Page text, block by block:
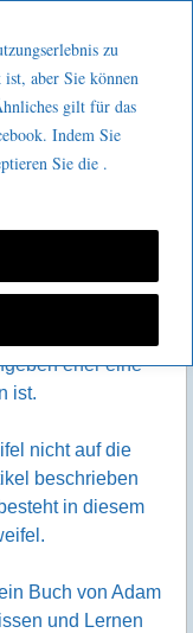
zu
aber Sie können
gilt für das
Indem Sie
Sie die .
eher eine
ist.
nicht auf die
beschrieben
in diesem
Buch von Adam
und Lernen